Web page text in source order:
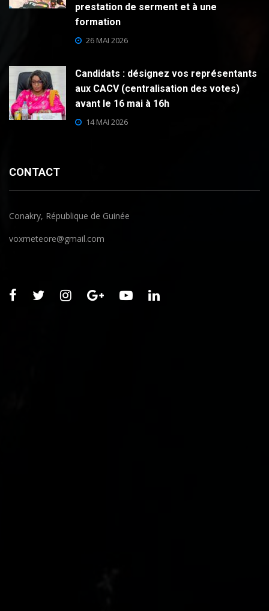
prestation de serment et à une
formation
26 MAI 2026
Candidats : désignez vos représentants
aux CACV (centralisation des votes)
avant le 16 mai à 16h
14 MAI 2026
CONTACT
Conakry, République de Guinée
voxmeteore@gmail.com